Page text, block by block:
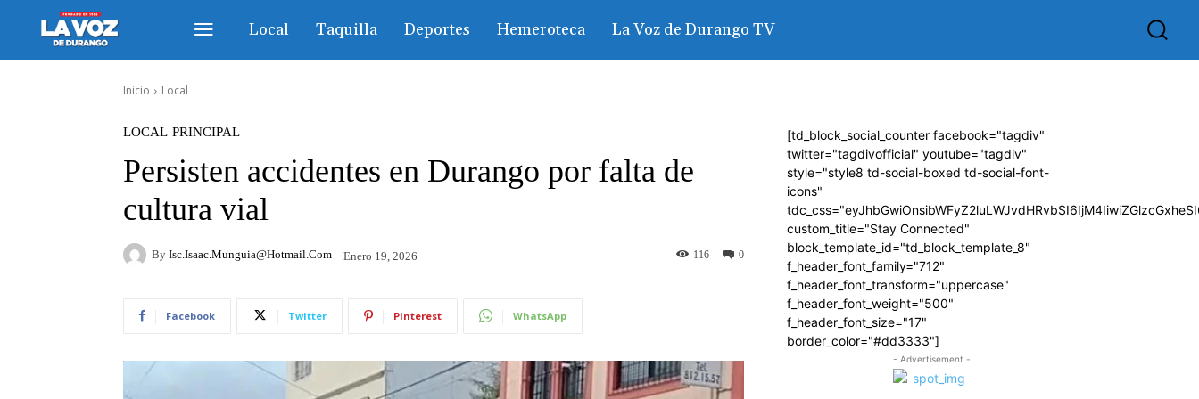
Local Taquilla Deportes Hemeroteca La Voz de Durango TV
Inicio Local
LOCAL PRINCIPAL
Persisten accidentes en Durango por falta de
cultura vial
By Isc.isaac.munguia@hotmail.com Enero 19, 2026 0
116
Facebook Twitter Pinterest WhatsApp
[td_block_social_counter facebook="tagdiv"
twitter="tagdivofficial" youtube="tagdiv"
style="style8 td-social-boxed td-social-font-
icons"
custom_title="Stay Connected"
block_template_id="td_block_template_8"
f_header_font_family="712"
f_header_font_transform="uppercase"
f_header_font_weight="500"
f_header_font_size="17"
border_color="#dd3333"]
- Advertisement -